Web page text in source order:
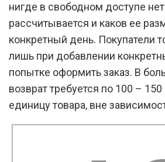
нигде в свободном доступе
рассчитывается и каков ее
конкретный день. Покупатели
лишь при добавлении
попытке оформить заказ. В
возврат требуется по 100 –
единицу товара, вне